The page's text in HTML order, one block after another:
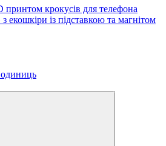
крокусів для телефона
екошкіри із підставкою та магнітом
одиниць